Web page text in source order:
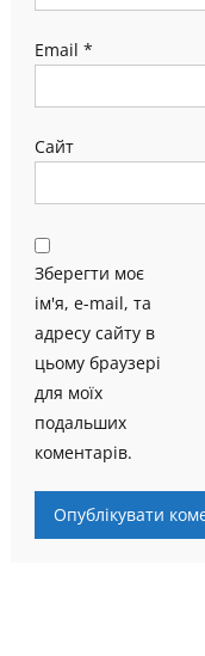
Email *
Сайт
Зберегти моє
ім'я, e-mail, та
адресу сайту в
цьому браузері
для моїх
подальших
коментарів.